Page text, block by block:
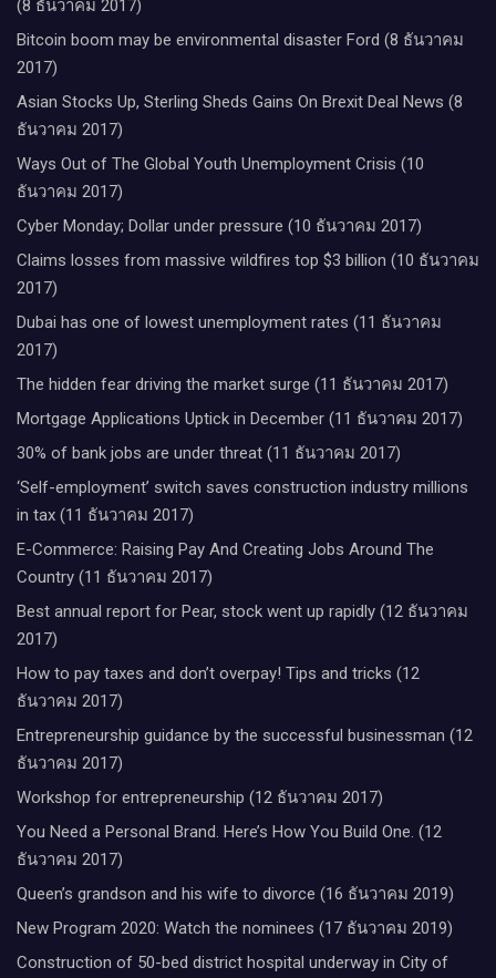
(8 ธันวาคม 2017)
Bitcoin boom may be environmental disaster Ford (8 ธันวาคม
2017)
Asian Stocks Up, Sterling Sheds Gains On Brexit Deal News (8
ธันวาคม 2017)
Ways Out of The Global Youth Unemployment Crisis (10
ธันวาคม 2017)
Cyber Monday; Dollar under pressure (10 ธันวาคม 2017)
Claims losses from massive wildfires top $3 billion (10 ธันวาคม
2017)
Dubai has one of lowest unemployment rates (11 ธันวาคม
2017)
The hidden fear driving the market surge (11 ธันวาคม 2017)
Mortgage Applications Uptick in December (11 ธันวาคม 2017)
30% of bank jobs are under threat (11 ธันวาคม 2017)
‘Self-employment’ switch saves construction industry millions
in tax (11 ธันวาคม 2017)
E-Commerce: Raising Pay And Creating Jobs Around The
Country (11 ธันวาคม 2017)
Best annual report for Pear, stock went up rapidly (12 ธันวาคม
2017)
How to pay taxes and don’t overpay! Tips and tricks (12
ธันวาคม 2017)
Entrepreneurship guidance by the successful businessman (12
ธันวาคม 2017)
Workshop for entrepreneurship (12 ธันวาคม 2017)
You Need a Personal Brand. Here’s How You Build One. (12
ธันวาคม 2017)
Queen’s grandson and his wife to divorce (16 ธันวาคม 2019)
New Program 2020: Watch the nominees (17 ธันวาคม 2019)
Construction of 50-bed district hospital underway in City of